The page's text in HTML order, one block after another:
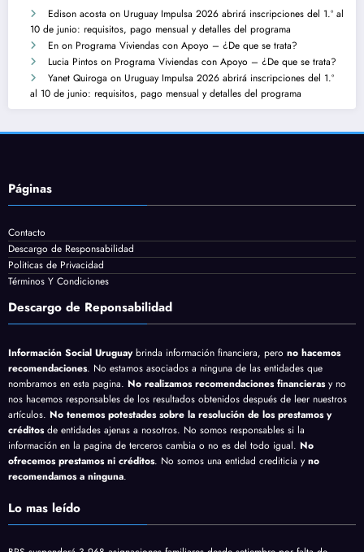
Edison acosta on Uruguay Impulsa 2026 abrirá inscripciones del 1.º al
10 de junio: requisitos, pago mensual y detalles del programa
En on Programa Viviendas con Apoyo – ¿De que se trata?
Lucia Pintos on Programa Viviendas con Apoyo – ¿De que se trata?
Yanet Quiroga on Uruguay Impulsa 2026 abrirá inscripciones del 1.º
al 10 de junio: requisitos, pago mensual y detalles del programa
Páginas
Contacto
Descargo de Responsabilidad
Politicas de Privacidad
Términos Y Condiciones
Descargo de Reponsabilidad
Información Social Uruguaybrinda información financiera, pero no hacemos
recomendaciones. No estamos asociados a ninguna de las entidades que
nombramos en esta pagina. No realizamos recomendaciones financierasy no
nos hacemos responsables de los resultados obtenidos después de leer nuestros
artículos. No tenemos potestades sobre la resolución de los prestamos y
créditosde entidades ajenas a nosotros. No somos responsables si la
información en la pagina de terceros cambia o no es del todo igual. No
ofrecemos prestamos ni créditos. No somos una entidad crediticia y no
recomendamos a ninguna.
Lo mas leído